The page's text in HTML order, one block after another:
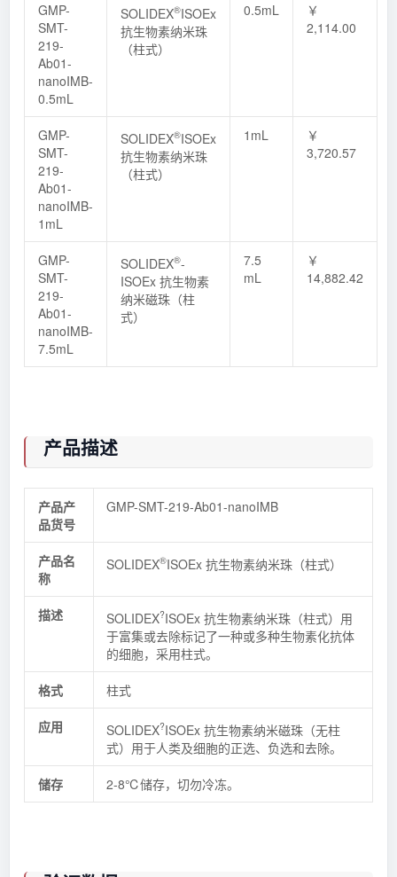
GMP-
SMT-
219-
Ab01-
nanoIMB-
0.5mL
SOLIDEX®ISOEx
抗生物素纳米珠
（柱式）
0.5mL
￥
2,114.00
GMP-
SMT-
219-
Ab01-
nanoIMB-
1mL
SOLIDEX®ISOEx
抗生物素纳米珠
（柱式）
1mL
￥
3,720.57
GMP-
SMT-
219-
Ab01-
nanoIMB-
7.5mL
SOLIDEX®-
ISOEx 抗生物素
纳米磁珠（柱
式）
7.5
mL
￥
14,882.42
产品描述
产品产
品货号
GMP-SMT-219-Ab01-nanoIMB
产品名
称
SOLIDEX®ISOEx 抗生物素纳米珠（柱式）
描述 SOLIDEX?ISOEx 抗生物素纳米珠（柱式）用
于富集或去除标记了一种或多种生物素化抗体
的细胞，采用柱式。
格式 柱式
应用 SOLIDEX?ISOEx 抗生物素纳米磁珠（无柱
式）用于人类及细胞的正选、负选和去除。
储存 2-8℃储存，切勿冷冻。